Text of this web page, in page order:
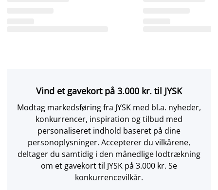
Vind et gavekort på 3.000 kr. til JYSK
Modtag markedsføring fra JYSK med bl.a. nyheder,
konkurrencer, inspiration og tilbud med
personaliseret indhold baseret på dine
personoplysninger. Accepterer du vilkårene,
deltager du samtidig i den månedlige lodtrækning
om et gavekort til JYSK på 3.000 kr. Se
konkurrencevilkår.